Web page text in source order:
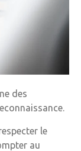
des
le
au